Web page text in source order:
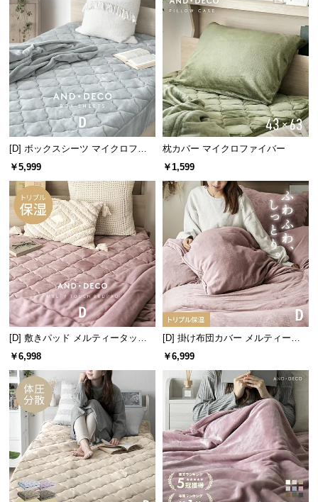
ら
せ
ブ
ロ
グ
企
情
報
[D] ボックスシーツ マイクロファ
イバー
￥5,999
枕カバー マイクロファイバー
￥1,599
[D] 敷きパッド メルティータッチ
マイクロファイバー
￥6,998
[D] 掛け布団カバー メルティータ
ッチ マイクロファイバー
￥6,999